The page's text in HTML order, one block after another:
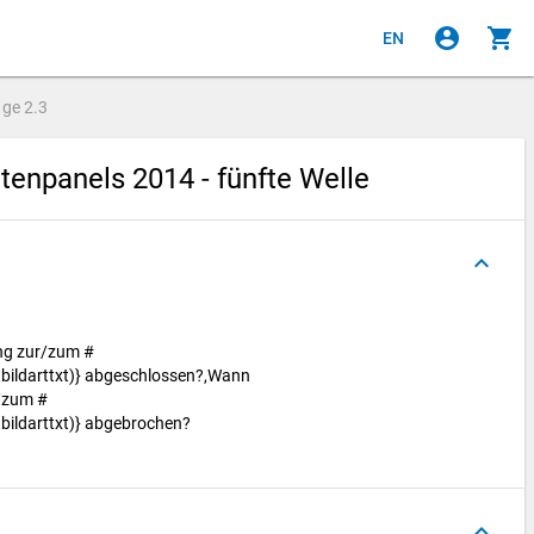
EN account_circle shopping_cart
2.3
2014 - fünfte Welle
keyboard_arrow_up
zur/zum #
abgeschlossen?,Wann
#
abgebrochen?